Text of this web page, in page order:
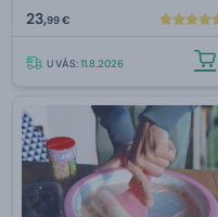
menom
23,99 €
U VÁS:11.8.2026